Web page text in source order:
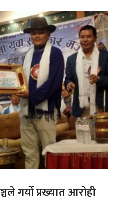
गर्यो प्रख्यात आरोही